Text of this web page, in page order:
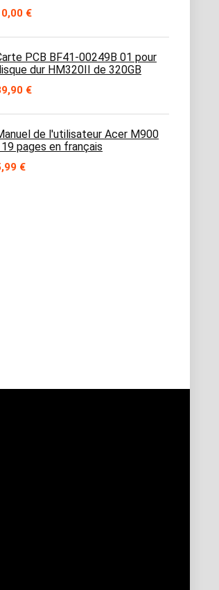
€
PCB BF41-00249B 01 pour
dur HM320II de 320GB
€
de l'utilisateur Acer M900
pages en français
€